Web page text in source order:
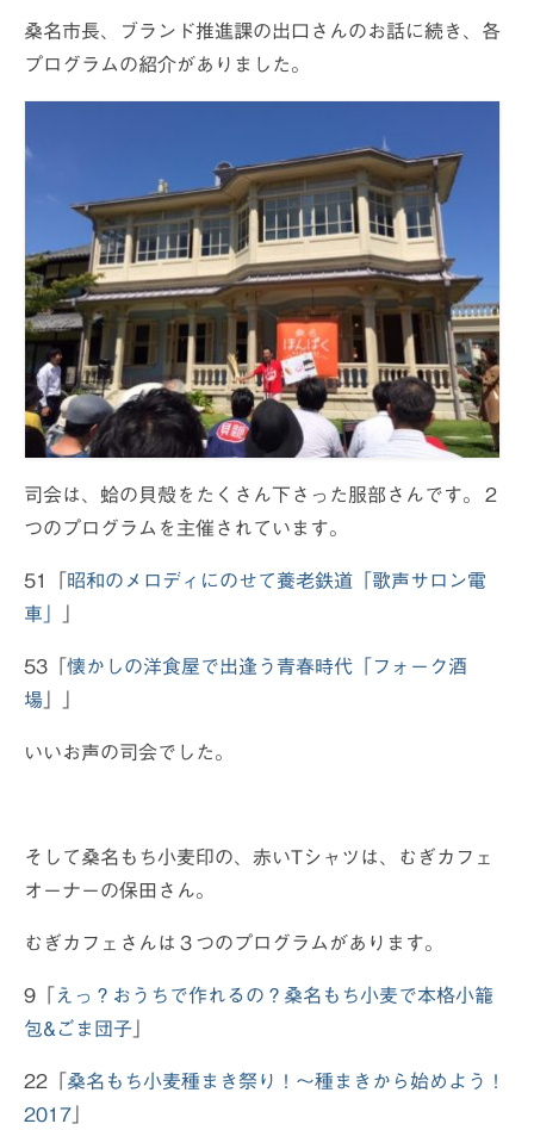
桑名市長、ブランド推進課の出口さんのお話に続き、各
プログラムの紹介がありました。
司会は、蛤の貝殻をたくさん下さった服部さんです。２
つのプログラムを主催されています。
51「
昭和のメロディにのせて養老鉄道「歌声サロン電
車」
53「 懐かしの洋食屋で出逢う青春時代「フォーク酒
場
いいお声の司会でした。
そして桑名もち小麦印の、赤いTシャツは、むぎカフェ
オーナーの保田さん。
むぎカフェさんは３つのプログラムがあります。
9「
えっ？おうちで作れるの？桑名もち小麦で本格小籠
包&ごま団子
22「 桑名もち小麦種まき祭り！〜種まきから始めよう！
2017